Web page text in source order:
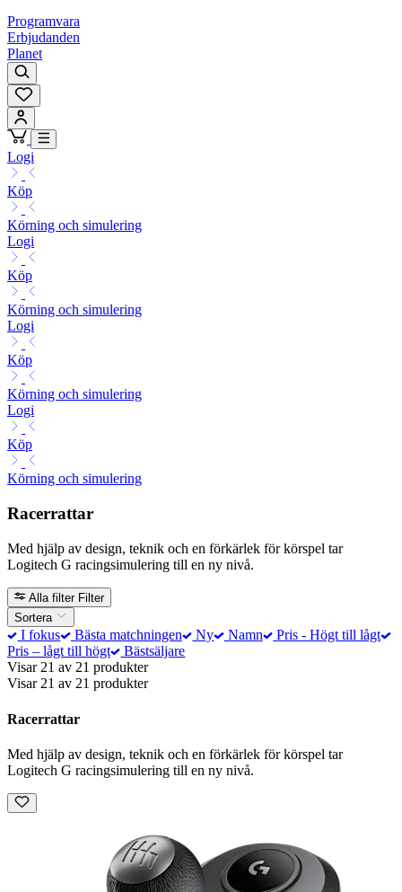
Programvara
Erbjudanden
Planet
Logi
Köp
Körning och simulering
Logi
Köp
Körning och simulering
Logi
Köp
Körning och simulering
Logi
Köp
Körning och simulering
Racerrattar
Med hjälp av design, teknik och en förkärlek för körspel tar
Logitech G racingsimulering till en ny nivå.
Alla filter Filter
Sortera
I fokus Bästa matchningen Ny Namn
Pris - Högt till lågt
Pris – lågt till högt
Bästsäljare
Visar 21 av 21 produkter
Visar 21 av 21 produkter
Racerrattar
Med hjälp av design, teknik och en förkärlek för körspel tar
Logitech G racingsimulering till en ny nivå.